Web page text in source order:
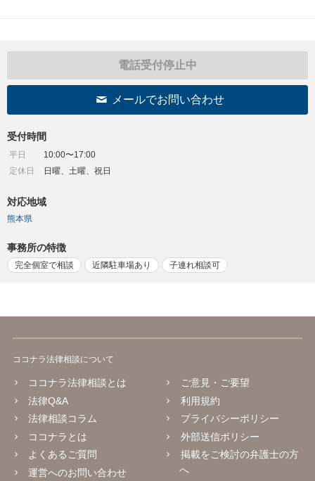
電話受付停止中
メールでお問い合わせ
受付時間
平日
10:00〜17:00
定休日
日曜、土曜、祝日
対応地域
熊本県
事務所の特徴
完全個室で相談 近隣駐車場あり 子連れ相談可
ココナラ法律相談について
ココナラ法律相談とは
法律Q&A
法律相談コラム
ココナラとは
よくあるご質問
運営へのお問い合わせ
ご意見・ご要望
利用規約
プライバシーポリシー
外部送信ポリシー
掲載をご検討の弁護士の方
へ